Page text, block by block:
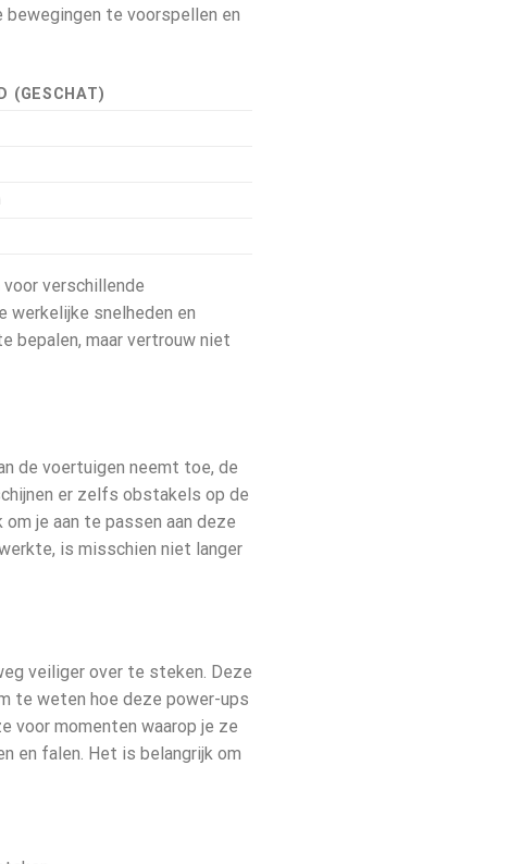
bewegingen te voorspellen en
(GESCHAT)
verschillende
snelheden en
bepalen, maar vertrouw niet
de voertuigen neemt toe, de
er zelfs obstakels op de
je aan te passen aan deze
is misschien niet langer
veiliger over te steken. Deze
te weten hoe deze power-ups
voor momenten waarop je ze
en falen. Het is belangrijk om